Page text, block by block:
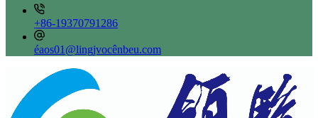
+86-19370791286
éaos01@lingjvocênbeu.com